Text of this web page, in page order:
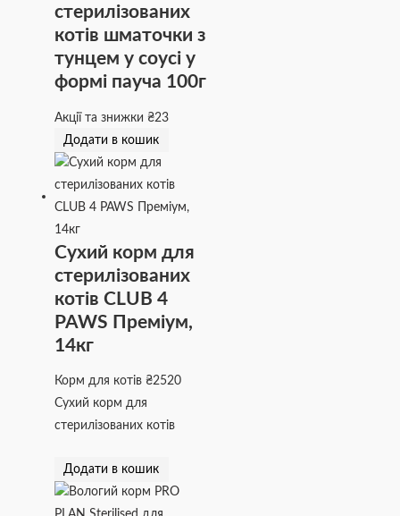
стерилізованих
котів шматочки з
тунцем у соусі у
формі пауча 100г
Акції та знижки₴23
Додати в кошик
Сухий корм для
стерилізованих
котів CLUB 4
PAWS Преміум,
14кг
Корм для котів₴2520
Сухий корм для
стерилізованих котів
Додати в кошик